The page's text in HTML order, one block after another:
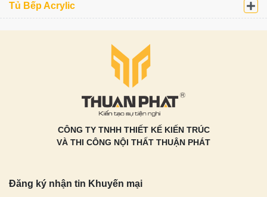
Tủ Bếp Acrylic
CÔNG TY TNHH THIẾT KẾ KIẾN TRÚC
VÀ THI CÔNG NỘI THẤT THUẬN PHÁT
Đăng ký nhận tin Khuyến mại